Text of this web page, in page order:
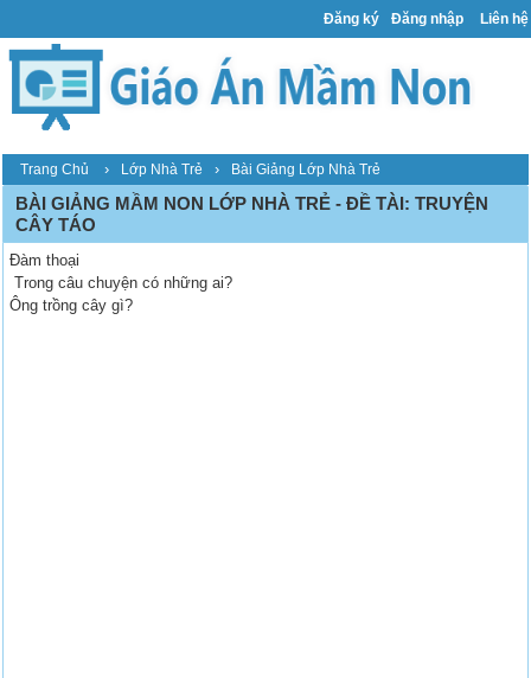
Đăng ký Đăng nhập Liên hệ
Trang Chủ › Lớp Nhà Trẻ › Bài Giảng Lớp Nhà Trẻ
BÀI GIẢNG MẦM NON LỚP NHÀ TRẺ - ĐỀ TÀI: TRUYỆN
CÂY TÁO
Đàm thoại
Trong câu chuyện có những ai?
Ông trồng cây gì?